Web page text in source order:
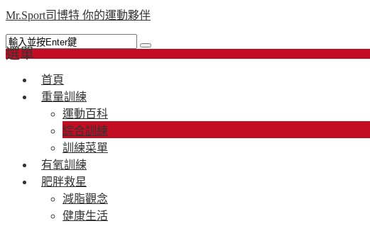
Mr.Sport司博特 你的運動夥伴
選單
首頁
重量訓練
運動百科
綜合訓練
訓練菜單
有氧訓練
肥胖救星
減脂觀念
健康生活